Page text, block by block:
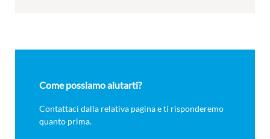
Come possiamo aiutarti?
Contattaci dalla relativa pagina e ti risponderemo
quanto prima.